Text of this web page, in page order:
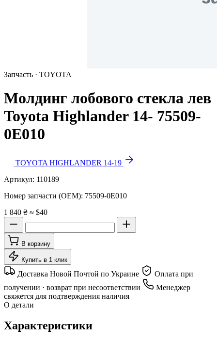
Запчасть · TOYOTA
Молдинг лобового стекла лев
Toyota Highlander 14- 75509-
0E010
TOYOTA HIGHLANDER 14-19
Артикул: 110189
Номер запчасти (OEM): 75509-0E010
1 840 ₴ ≈ $40
В корзину
Купить в 1 клик
Доставка Новой Почтой по Украине
Оплата при
получении · возврат при несоответствии
Менеджер
свяжется для подтверждения наличия
О детали
Характеристики